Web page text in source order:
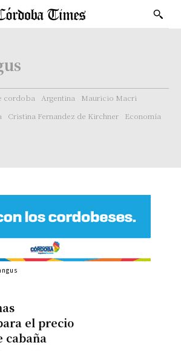
cordoba Argentina
Mauricio Macri
Cristina Fernandez de Kirchner
Economía
el precio
cabaña